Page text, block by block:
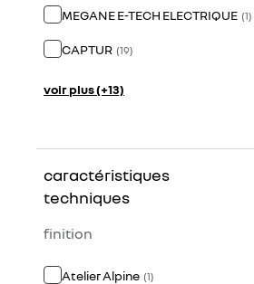
MEGANE E-TECH ELECTRIQUE (1)
CAPTUR (19)
voir plus (+13)
caractéristiques
techniques
finition
Atelier Alpine (1)